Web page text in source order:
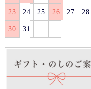
23 24 25 26 27 28
30 31